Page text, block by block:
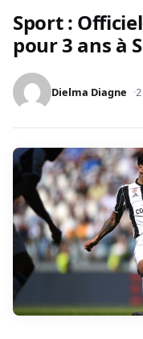
Sport :
pour 3 ans à
Dielma Diagne